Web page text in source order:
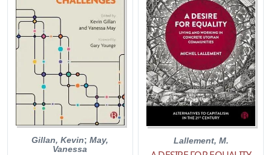
Gillan, Kevin;May,
Vanessa
Lallement, M.